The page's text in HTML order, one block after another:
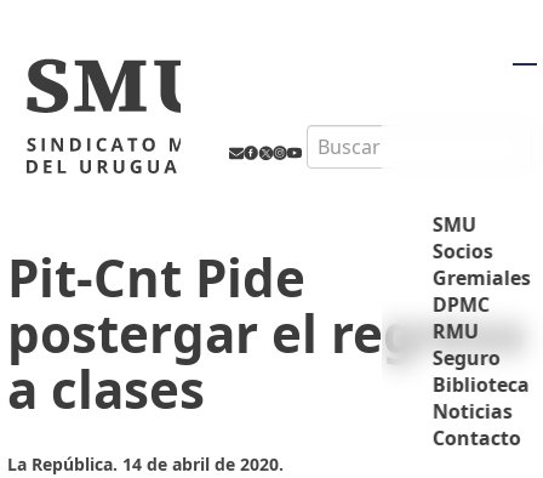
Search
SMU
Socios
Gremiales
DPMC
RMU
Seguro
Biblioteca
Noticias
Contacto
Pit-Cnt Pide
postergar el regreso
a clases
La República. 14 de abril de 2020.